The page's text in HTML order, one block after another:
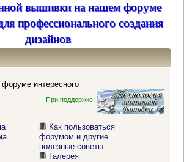
вышивки на нашем форуме
профессионального создания
дизайнов
интересного
При поддержке:
Как пользоваться
форумом и другие
полезные советы
Галерея